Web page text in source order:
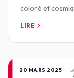
coloré et
LIRE
20 MARS 2025